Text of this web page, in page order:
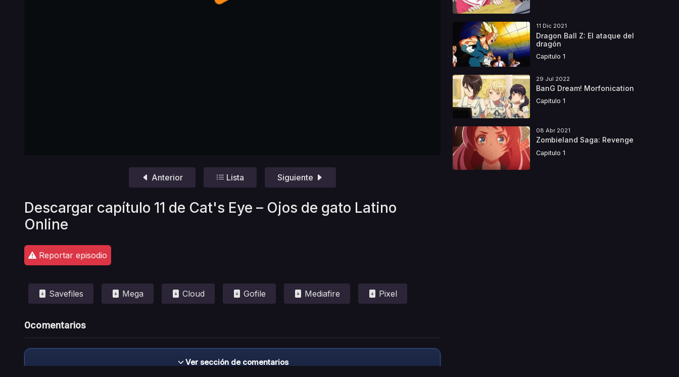
Anterior Lista Siguiente
Descargar capítulo 11 de Cat's Eye – Ojos de gato Latino
Online
Reportar episodio
Savefiles Mega Cloud Gofile Mediafire Pixel
0comentarios
Ver sección de comentarios
11 Dic 2021
Dragon Ball Z: El ataque del
dragón
Capitulo 1
29 Jul 2022
BanG Dream! Morfonication
Capitulo 1
08 Abr 2021
Zombieland Saga: Revenge
Capitulo 1